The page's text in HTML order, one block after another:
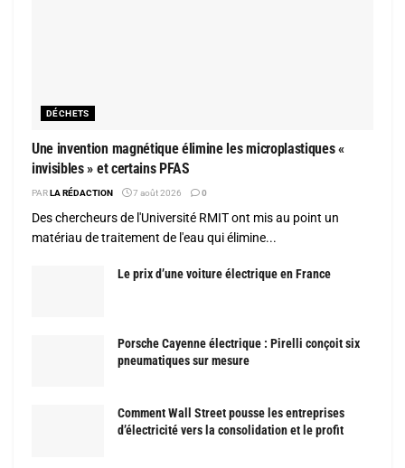
DÉCHETS
Une invention magnétique élimine les microplastiques «
invisibles » et certains PFAS
PARLA RÉDACTION 7 août 2026 0
Des chercheurs de l'Université RMIT ont mis au point un
matériau de traitement de l'eau qui élimine...
Le prix d’une voiture électrique en France
Porsche Cayenne électrique : Pirelli conçoit six
pneumatiques sur mesure
Comment Wall Street pousse les entreprises
d’électricité vers la consolidation et le profit